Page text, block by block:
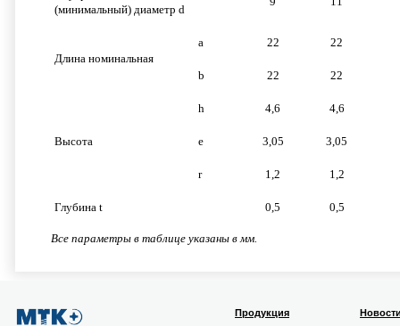
(минимальный) диаметр d
Длина номинальная
a 22 22
b 22 22
Высота
h 4,6 4,6
e 3,05 3,05
r 1,2 1,2
Глубина t 0,5 0,5
Все параметры в таблице указаны в мм.
Продукция